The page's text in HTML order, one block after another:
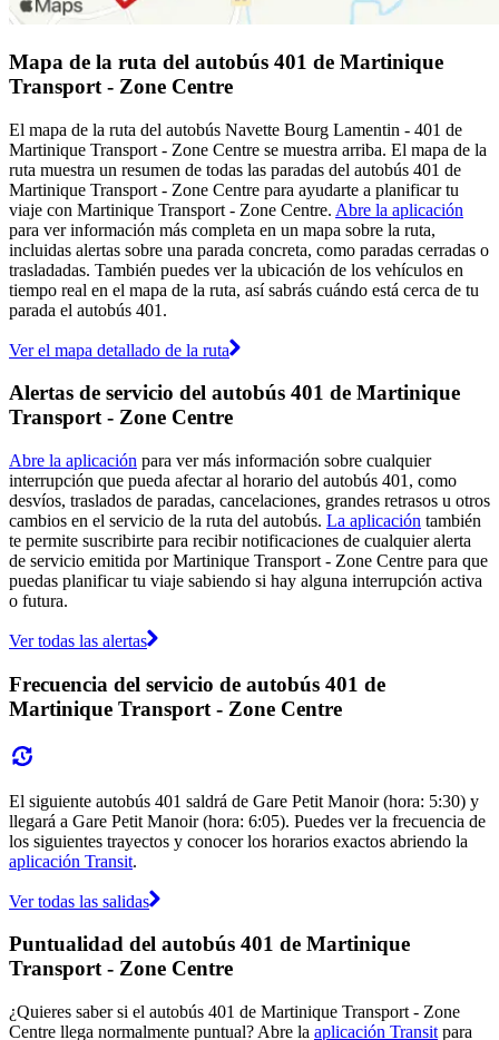
Mapa de la ruta del autobús 401 de Martinique
Transport - Zone Centre
El mapa de la ruta del autobús Navette Bourg Lamentin - 401 de
Martinique Transport - Zone Centre se muestra arriba. El mapa de la
ruta muestra un resumen de todas las paradas del autobús 401 de
Martinique Transport - Zone Centre para ayudarte a planificar tu
viaje con Martinique Transport - Zone Centre. Abre la aplicación
para ver información más completa en un mapa sobre la ruta,
incluidas alertas sobre una parada concreta, como paradas cerradas o
trasladadas. También puedes ver la ubicación de los vehículos en
tiempo real en el mapa de la ruta, así sabrás cuándo está cerca de tu
parada el autobús 401.
Ver el mapa detallado de la ruta
Alertas de servicio del autobús 401 de Martinique
Transport - Zone Centre
Abre la aplicación para ver más información sobre cualquier
interrupción que pueda afectar al horario del autobús 401, como
desvíos, traslados de paradas, cancelaciones, grandes retrasos u otros
cambios en el servicio de la ruta del autobús. La aplicación también
te permite suscribirte para recibir notificaciones de cualquier alerta
de servicio emitida por Martinique Transport - Zone Centre para que
puedas planificar tu viaje sabiendo si hay alguna interrupción activa
o futura.
Ver todas las alertas
Frecuencia del servicio de autobús 401 de
Martinique Transport - Zone Centre
El siguiente autobús 401 saldrá de Gare Petit Manoir (hora: 5:30) y
llegará a Gare Petit Manoir (hora: 6:05). Puedes ver la frecuencia de
los siguientes trayectos y conocer los horarios exactos abriendo la
aplicación Transit.
Ver todas las salidas
Puntualidad del autobús 401 de Martinique
Transport - Zone Centre
¿Quieres saber si el autobús 401 de Martinique Transport - Zone
Centre llega normalmente puntual? Abre la aplicación Transit para